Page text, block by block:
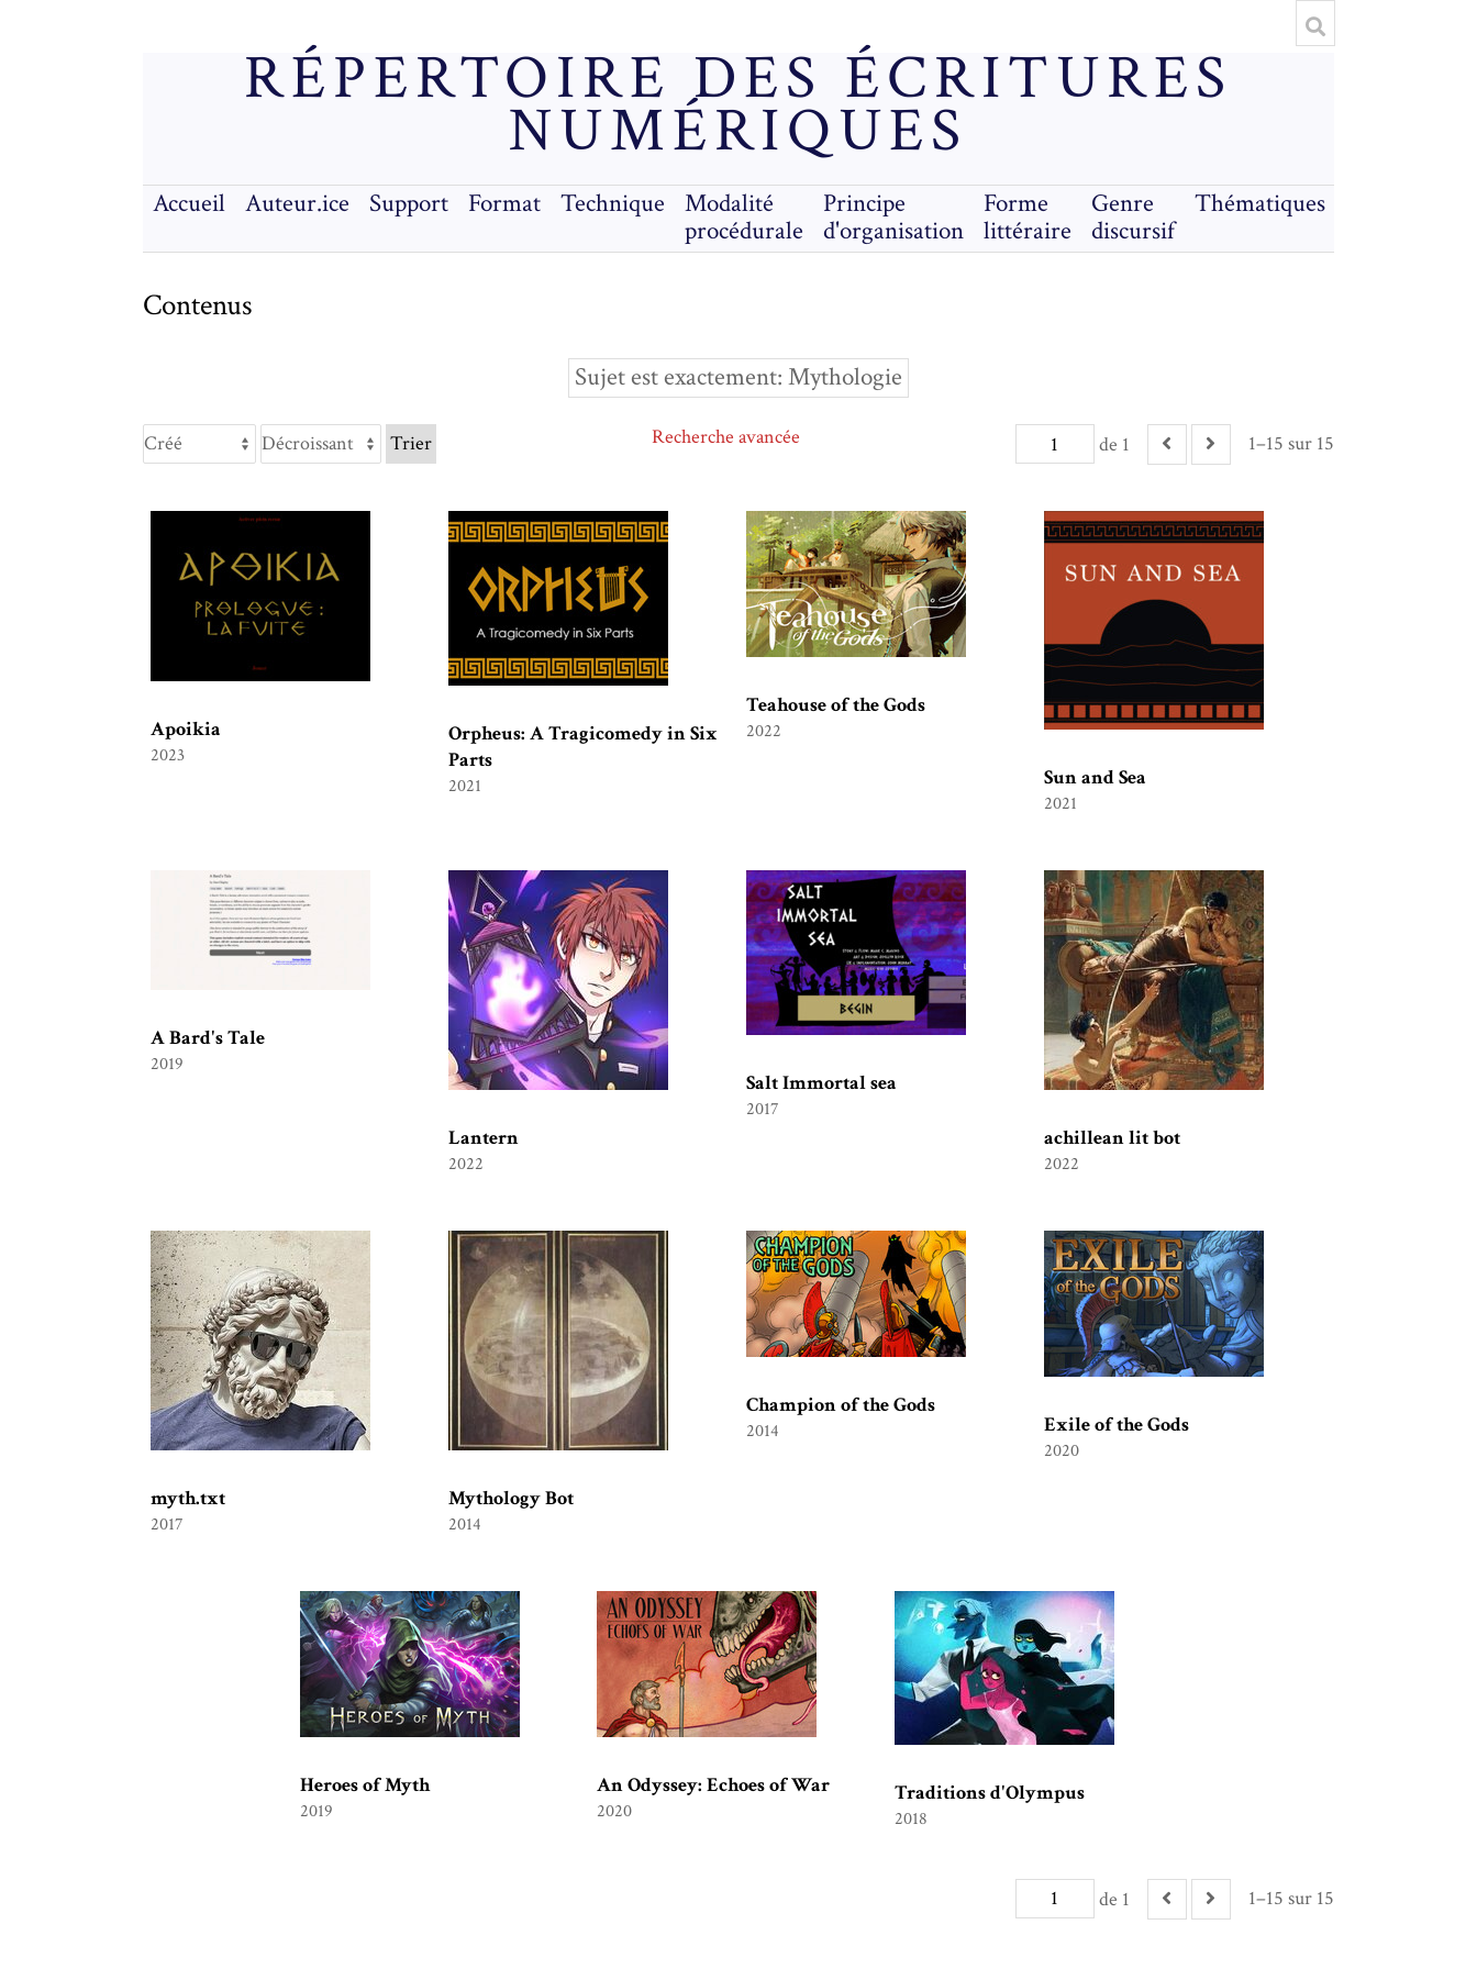
RÉPERTOIRE DES ÉCRITURES
NUMÉRIQUES
Accueil Auteur.ice Support Format Technique
Modalité
procédurale
Principe
d'organisation
Forme
littéraire
Genre
discursif
Thématiques
Contenus
Sujet est exactement Mythologie
de 1 1–15 sur 15
Recherche avancée
Trier
Apoikia
2023
Orpheus: A Tragicomedy in Six
Parts
2021
Teahouse of the Gods
2022
Sun and Sea
2021
A Bard's Tale
2019
Lantern
2022
Salt Immortal sea
2017
achillean lit bot
2022
myth.txt
2017
Mythology Bot
2014
Champion of the Gods
2014 Exile of the Gods
2020
Heroes of Myth
2019
An Odyssey: Echoes of War
2020
Traditions d'Olympus
2018
de 1 1–15 sur 15